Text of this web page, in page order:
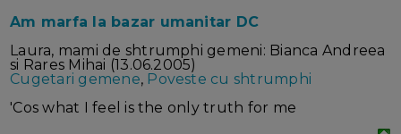
Am marfa la bazar umanitar DC
Laura, mami de shtrumphi gemeni: Bianca Andreea
si Rares Mihai (13.06.2005)
Cugetari gemene, Poveste cu shtrumphi
'Cos what I feel is the only truth for me